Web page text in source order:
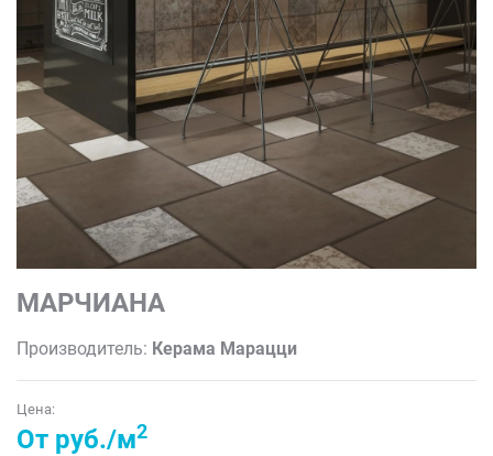
МАРЧИАНА
Производитель: Керама Марацци
Цена:
От руб./м2